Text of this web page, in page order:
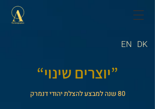
EN DK
“יוצרים שינוי”
80 שנה למבצע להצלת יהודי דנמרק